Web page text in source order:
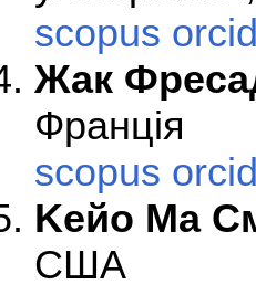
scopus
Жак
Франція
scopus
Kейо Ма
США